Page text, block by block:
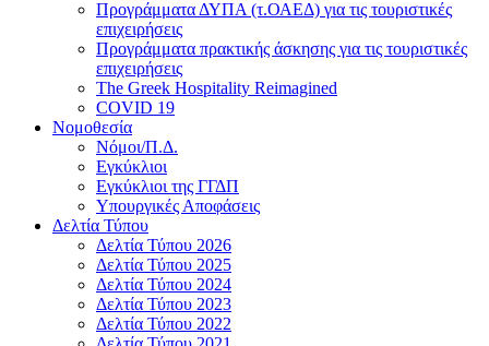
Προγράμματα ΔΥΠΑ (τ.ΟΑΕΔ) για τις τουριστικές
επιχειρήσεις
Προγράμματα πρακτικής άσκησης για τις τουριστικές
επιχειρήσεις
The Greek Hospitality Reimagined
COVID 19
Νομοθεσία
Νόμοι/Π.Δ.
Εγκύκλιοι
Εγκύκλιοι της ΓΓΔΠ
Υπουργικές Αποφάσεις
Δελτία Τύπου
Δελτία Τύπου 2026
Δελτία Τύπου 2025
Δελτία Τύπου 2024
Δελτία Τύπου 2023
Δελτία Τύπου 2022